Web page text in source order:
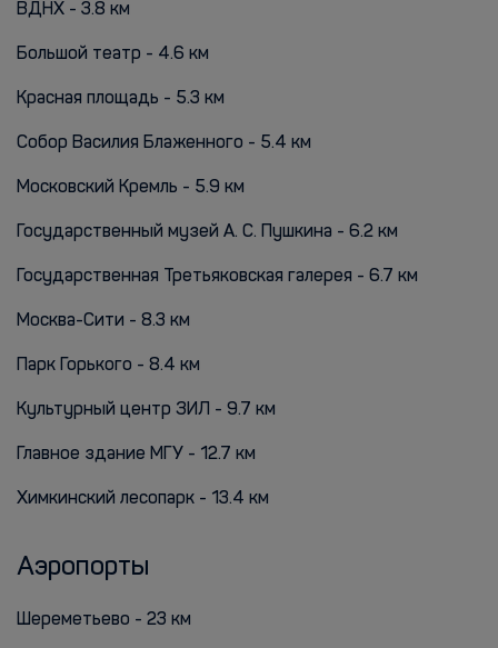
ВДНХ - 3.8 км
Большой театр - 4.6 км
Красная площадь - 5.3 км
Собор Василия Блаженного - 5.4 км
Московский Кремль - 5.9 км
Государственный музей А. С. Пушкина - 6.2 км
Государственная Третьяковская галерея - 6.7 км
Москва-Сити - 8.3 км
Парк Горького - 8.4 км
Культурный центр ЗИЛ - 9.7 км
Главное здание МГУ - 12.7 км
Химкинский лесопарк - 13.4 км
Аэропорты
Шереметьево - 23 км